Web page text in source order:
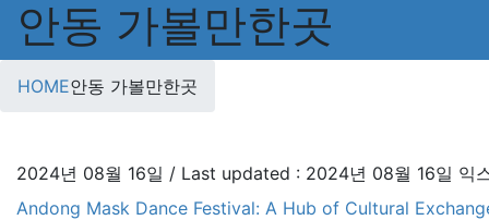
안동 가볼만한곳
HOME안동 가볼만한곳
2024년 08월 16일 / Last updated : 2024년 08월 16일 익
Andong Mask Dance Festival: A Hub of Cultural